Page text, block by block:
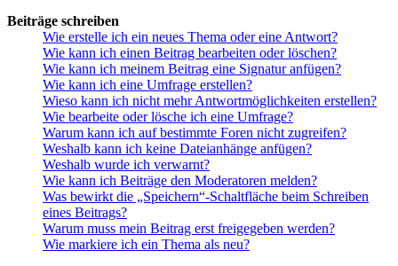
Beiträge schreiben
Wie erstelle ich ein neues Thema oder eine Antwort?
Wie kann ich einen Beitrag bearbeiten oder löschen?
Wie kann ich meinem Beitrag eine Signatur anfügen?
Wie kann ich eine Umfrage erstellen?
Wieso kann ich nicht mehr Antwortmöglichkeiten erstellen?
Wie bearbeite oder lösche ich eine Umfrage?
Warum kann ich auf bestimmte Foren nicht zugreifen?
Weshalb kann ich keine Dateianhänge anfügen?
Weshalb wurde ich verwarnt?
Wie kann ich Beiträge den Moderatoren melden?
Was bewirkt die „Speichern“-Schaltfläche beim Schreiben
eines Beitrags?
Warum muss mein Beitrag erst freigegeben werden?
Wie markiere ich ein Thema als neu?